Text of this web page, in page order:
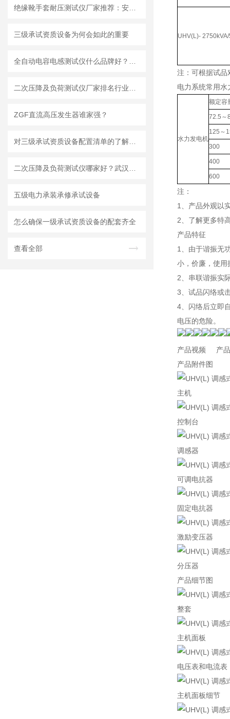
三级承试资质设备为何会如此的重要
ZGF直流高压发生器谁家强？
五级电力承装承修承试设备
怎么确保一级承试资质设备的配套齐全
查看全部
UHV(L)-
注：可根据试品
电力系统常用
水力发电机
额定容
72.5～
125～
300
400
600
注：
1、产品外观以
2、了解更多特
产品特征
1、由于谐振无
小，价廉，使用
2、串联谐振实
3、试品闪络或
4、闪络后立即
电压的危险。
产品视频 产品
产品附件图
主机
控制台
调感器
可调电抗器
固定电抗器
激励变压器
分压器
产品细节图
整套
主机面板
电压表和电流表
主机面板细节